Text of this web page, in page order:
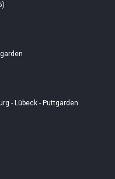
- Lübeck - Puttgarden